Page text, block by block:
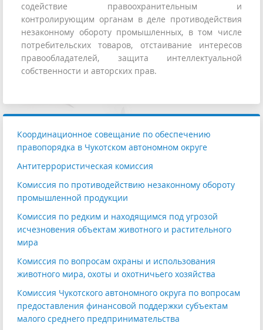
содействие правоохранительным и
контролирующим органам в деле противодействия
незаконному обороту промышленных, в том числе
потребительских товаров, отстаивание интересов
правообладателей, защита интеллектуальной
собственности и авторских прав.
Координационное совещание по обеспечению
правопорядка в Чукотском автономном округе
Антитеррористическая комиссия
Комиссия по противодействию незаконному обороту
промышленной продукции
Комиссия по редким и находящимся под угрозой
исчезновения объектам животного и растительного
мира
Комиссия по вопросам охраны и использования
животного мира, охоты и охотничьего хозяйства
Комиссия Чукотского автономного округа по вопросам
предоставления финансовой поддержки субъектам
малого среднего предпринимательства